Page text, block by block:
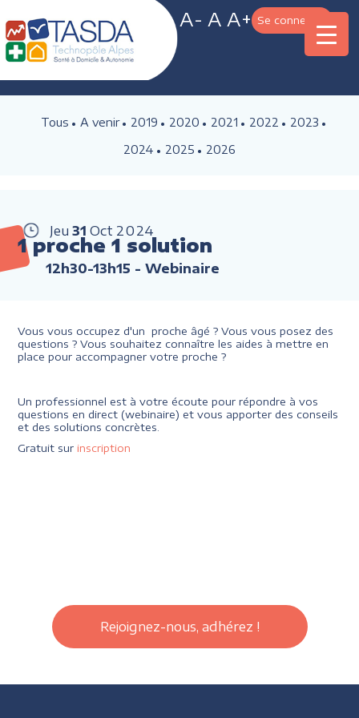
A- A A+ Se connecter
Tous A venir 2019 2020 2021 2022
2023
2024
2025 2026
Jeu 31 Oct 2024
1 proche 1 solution
12h30-13h15 - Webinaire
Vous vous occupez d'un proche âgé ? Vous vous posez des
questions ? Vous souhaitez connaître les aides à mettre en
place pour accompagner votre proche ?
Un professionnel est à votre écoute pour répondre à vos
questions en direct (webinaire) et vous apporter des conseils
et des solutions concrètes.
Gratuit sur inscription
Rejoignez-nous, adhérez !